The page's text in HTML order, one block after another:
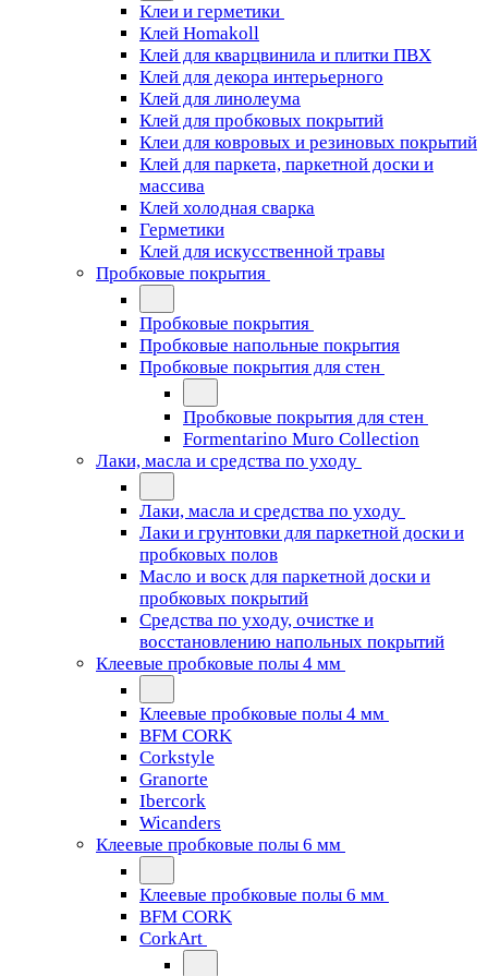
Клеи и герметики
Клей Homakoll
Клей для кварцвинила и плитки ПВХ
Клей для декора интерьерного
Клей для линолеума
Клей для пробковых покрытий
Клеи для ковровых и резиновых покрытий
Клей для паркета, паркетной доски и
массива
Клей холодная сварка
Герметики
Клей для искусственной травы
Пробковые покрытия
Пробковые покрытия
Пробковые напольные покрытия
Пробковые покрытия для стен
Пробковые покрытия для стен
Formentarino Muro Collection
Лаки, масла и средства по уходу
Лаки, масла и средства по уходу
Лаки и грунтовки для паркетной доски и
пробковых полов
Масло и воск для паркетной доски и
пробковых покрытий
Средства по уходу, очистке и
восстановлению напольных покрытий
Клеевые пробковые полы 4 мм
Клеевые пробковые полы 4 мм
BFM CORK
Corkstyle
Granorte
Ibercork
Wicanders
Клеевые пробковые полы 6 мм
Клеевые пробковые полы 6 мм
BFM CORK
CorkArt